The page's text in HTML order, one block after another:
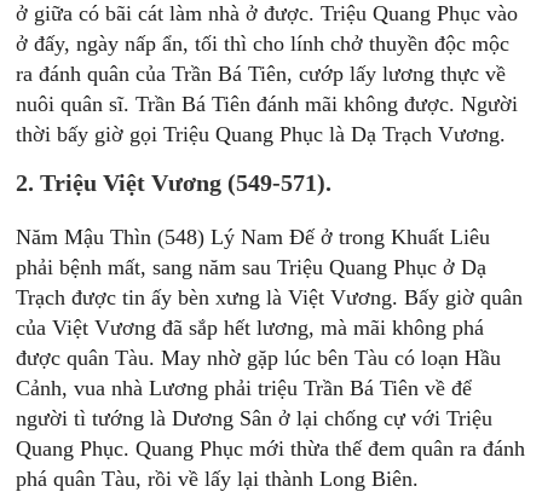
ở giữa có bãi cát làm nhà ở được. Triệu Quang Phục vào
ở đấy, ngày nấp ẩn, tối thì cho lính chở thuyền độc mộc
ra đánh quân của Trần Bá Tiên, cướp lấy lương thực về
nuôi quân sĩ. Trần Bá Tiên đánh mãi không được. Người
thời bấy giờ gọi Triệu Quang Phục là Dạ Trạch Vương.
2. Triệu Việt Vương (549-571).
Năm Mậu Thìn (548) Lý Nam Đế ở trong Khuất Liêu
phải bệnh mất, sang năm sau Triệu Quang Phục ở Dạ
Trạch được tin ấy bèn xưng là Việt Vương. Bấy giờ quân
của Việt Vương đã sắp hết lương, mà mãi không phá
được quân Tàu. May nhờ gặp lúc bên Tàu có loạn Hầu
Cảnh, vua nhà Lương phải triệu Trần Bá Tiên về để
người tì tướng là Dương Sân ở lại chống cự với Triệu
Quang Phục. Quang Phục mới thừa thế đem quân ra đánh
phá quân Tàu, rồi về lấy lại thành Long Biên.